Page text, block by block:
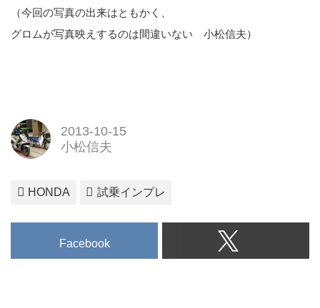
（今回の写真の出来はともかく、
グロムが写真映えするのは間違いない 小松信夫）
2013-10-15
小松信夫
HONDA 試乗インプレ
Facebook